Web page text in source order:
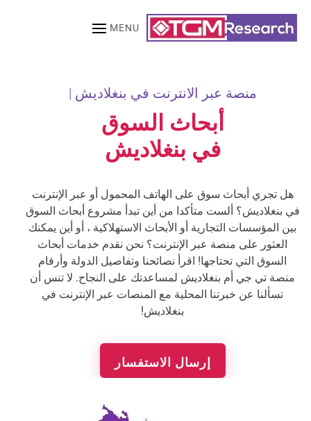
Skip to main content
MENU
منصة عبر الانترنت في بنغلاديش |
أبحاث السوق
في بنغلاديش
هل تجري أبحاث سوق على الهاتف المحمول أو عبر الإنترنت
في بنغلاديش؟ ألست متأكدا من أين تبدأ مشروع أبحاث السوق
بين المؤسسات التجارية أو الأبحاث الاستهلاكية ، أو أين يمكنك
العثور على منصة عبر الإنترنت؟ نحن نقدم خدمات أبحاث
السوق التي تحتاجها! اقرأ نصائحنا وتفاصيل الدولة وأرقام
منصة تي جي أم بنغلاديش لمساعدتك على النجاح. لا تنس أن
تسألنا عن خبرتنا المحلية مع المنصات عبر الإنترنت في
بنغلاديش!
إرسال الاستفسار